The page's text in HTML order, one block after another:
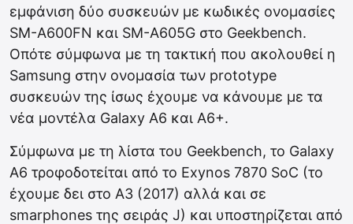
εμφάνιση δύο συσκευών με κωδικές ονομασίες
SM-A600FN και SM-A605G στο Geekbench.
Οπότε σύμφωνα με τη τακτική που ακολουθεί η
Samsung στην ονομασία των prototype
συσκευών της ίσως έχουμε να κάνουμε με τα
νέα μοντέλα Galaxy A6 και A6+.
Σύμφωνα με τη λίστα του Geekbench, το Galaxy
A6 τροφοδοτείται από το Exynos 7870 SoC (το
έχουμε δει στο A3 (2017) αλλά και σε
smarphones της σειράς J) και υποστηρίζεται από